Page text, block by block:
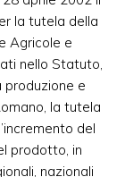
la tutela della
Agricole e
nello Statuto,
produzione e
la tutela
del
prodotto, in
nazionali